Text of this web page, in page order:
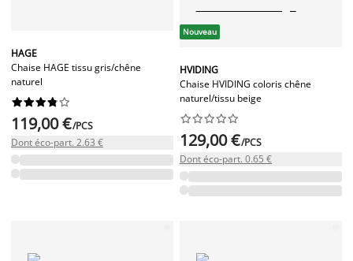
HAGE
Chaise HAGE tissu gris/chêne
naturel






119,00 €/PCS
Dont éco-part. 2.63 €
Nouveau
HVIDING
Chaise HVIDING coloris chêne
naturel/tissu beige






129,00 €/PCS
Dont éco-part. 0.65 €